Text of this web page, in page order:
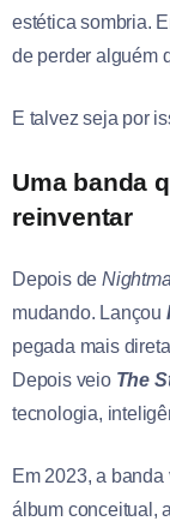
estética sombria.
de perder alguém
E talvez seja por
Uma banda
reinventar
Depois de
mudando. Lançou
pegada mais
Depois veio The
tecnologia,
Em 2023, a
álbum conceitual,